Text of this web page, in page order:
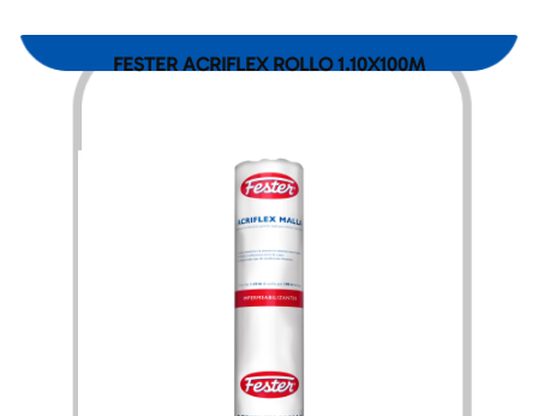
FESTER ACRIFLEX ROLLO 1.10X100M